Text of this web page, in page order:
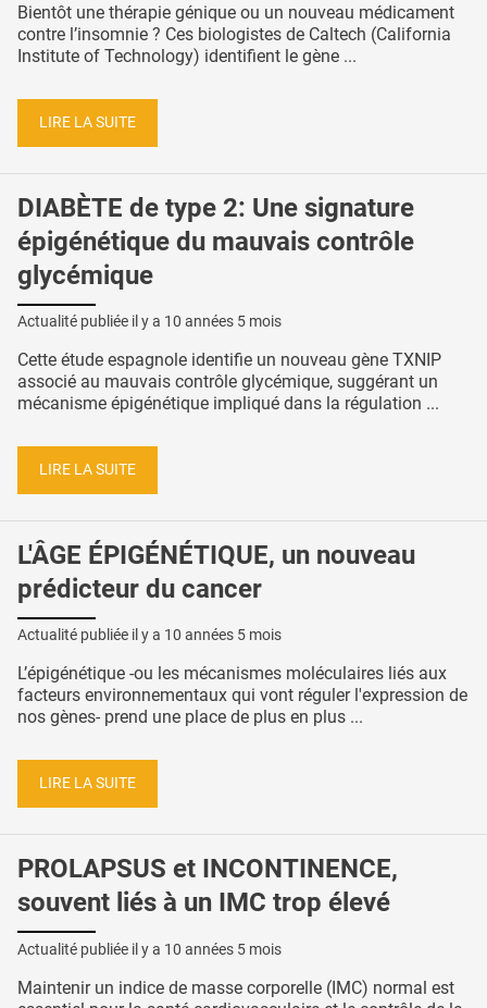
Bientôt une thérapie génique ou un nouveau médicament
contre l’insomnie ? Ces biologistes de Caltech (California
Institute of Technology) identifient le gène ...
LIRE LA SUITE
DIABÈTE de type 2: Une signature
épigénétique du mauvais contrôle
glycémique
Actualité publiée il y a 10 années 5 mois
Cette étude espagnole identifie un nouveau gène TXNIP
associé au mauvais contrôle glycémique, suggérant un
mécanisme épigénétique impliqué dans la régulation ...
LIRE LA SUITE
L'ÂGE ÉPIGÉNÉTIQUE, un nouveau
prédicteur du cancer
Actualité publiée il y a 10 années 5 mois
L’épigénétique -ou les mécanismes moléculaires liés aux
facteurs environnementaux qui vont réguler l'expression de
nos gènes- prend une place de plus en plus ...
LIRE LA SUITE
PROLAPSUS et INCONTINENCE,
souvent liés à un IMC trop élevé
Actualité publiée il y a 10 années 5 mois
Maintenir un indice de masse corporelle (IMC) normal est